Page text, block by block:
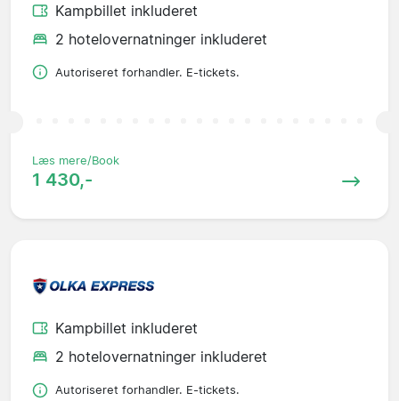
Kampbillet inkluderet
2 hotelovernatninger inkluderet
Autoriseret forhandler. E-tickets.
Læs mere/Book
1 430,-
Kampbillet inkluderet
2 hotelovernatninger inkluderet
Autoriseret forhandler. E-tickets.